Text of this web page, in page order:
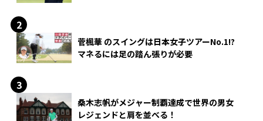
菅楓華 のスイングは日本女子ツアーNo.1!?
マネるには足の踏ん張りが必要
桑木志帆がメジャー制覇達成で世界の男女
レジェンドと肩を並べる！